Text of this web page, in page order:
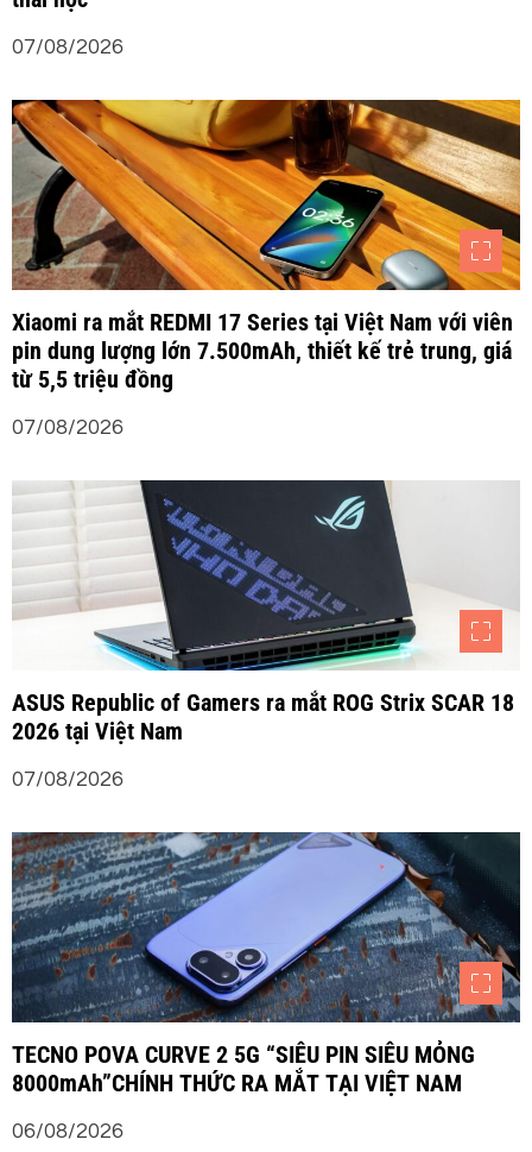
07/08/2026
Xiaomi ra mắt REDMI 17 Series tại Việt Nam với viên
pin dung lượng lớn 7.500mAh, thiết kế trẻ trung, giá
từ 5,5 triệu đồng
07/08/2026
ASUS Republic of Gamers ra mắt ROG Strix SCAR 18
2026 tại Việt Nam
07/08/2026
TECNO POVA CURVE 2 5G “SIÊU PIN SIÊU MỎNG
8000mAh”CHÍNH THỨC RA MẮT TẠI VIỆT NAM
06/08/2026